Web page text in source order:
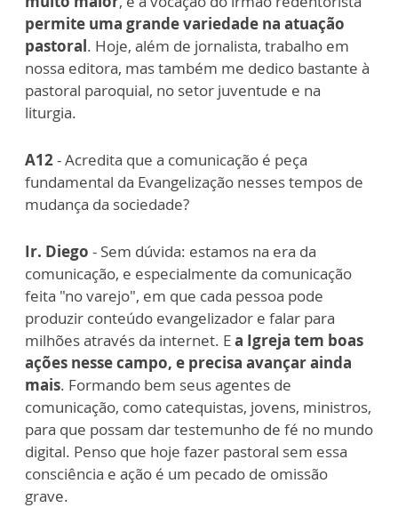
permite uma grande variedade na atuação
pastoral. Hoje, além de jornalista, trabalho em
nossa editora, mas também me dedico bastante à
pastoral paroquial, no setor juventude e na
liturgia.
A12- Acredita que a comunicação é peça
fundamental da Evangelização nesses tempos de
mudança da sociedade?
Ir. Diego - Sem dúvida: estamos na era da
comunicação, e especialmente da comunicação
feita "no varejo", em que cada pessoa pode
produzir conteúdo evangelizador e falar para
milhões através da internet. Ea Igreja tem boas
ações nesse campo, e precisa avançar ainda
mais. Formando bem seus agentes de
comunicação, como catequistas, jovens, ministros,
para que possam dar testemunho de fé no mundo
digital. Penso que hoje fazer pastoral sem essa
consciência e ação é um pecado de omissão
grave.